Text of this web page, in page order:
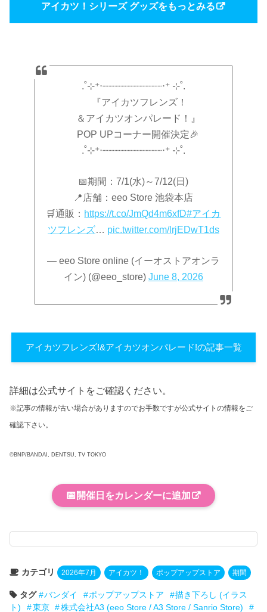
アイカツ！シリーズ グッズをもっとみる
.˚⊹⁺‧┈┈┈┈┈┈┈┈┈┈‧⁺ ⊹˚.
『アイカツフレンズ！
＆アイカツオンパレード！』
POP UPコーナー開催決定🎉
.˚⊹⁺‧┈┈┈┈┈┈┈┈┈┈‧⁺ ⊹˚.
📅期間：7/1(水)～7/12(日)
📍店舗：eeo Store 池袋本店
🛒通販： https://t.co/JmQd4m6xfD#アイカ
ツフレンズ… pic.twitter.com/lrjEDwT1ds
— eeo Store online (イーオストアオンラ
イン) (@eeo_store) June 8, 2026
アイカツフレンズ!&アイカツオンパレード!の記事一覧
詳細は公式サイトをご確認ください。
※記事の情報が古い場合がありますのでお手数ですが公式サイトの情報をご
確認下さい。
©BNP/BANDAI, DENTSU, TV TOKYO
📅 開催日をカレンダーに追加
カテゴリ 2026年7月 アイカツ！ ポップアップストア 期間
タグ バンダイ ポップアップストア
描き下ろし (イラス
ト)
東京 株式会社A3 (eeo Store / A3 Store / Sanrio Store)